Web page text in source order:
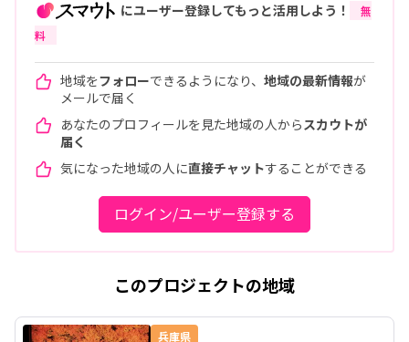
にユーザー登録してもっと活用しよう！
無
料
地域をフォローできるようになり、 地域の最新情報が
メールで届く
あなたのプロフィールを見た地域の人から スカウトが
届く
気になった地域の人に直接チャットすることができる
ログイン/ユーザー登録する
このプロジェクトの地域
兵庫県